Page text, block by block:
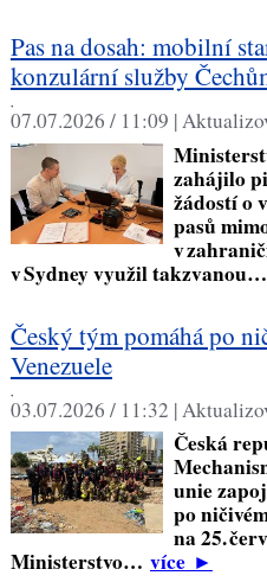
Pas na dosah: mobilní
konzulární služby
,
07.07.2026 / 11:09 |
zahájilo
žádostí o
pasů
v
v Sydney využil takzvanou…
Český tým pomáhá po
Venezuele
,
03.07.2026 / 11:32 |
Česká
unie
po
na 25.
Ministerstvo… více►